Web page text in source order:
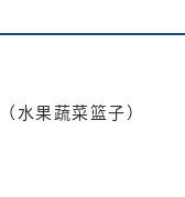
（水果蔬菜篮子）